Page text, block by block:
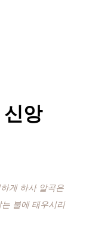
신앙
게 하사 알곡은
불에 태우시리